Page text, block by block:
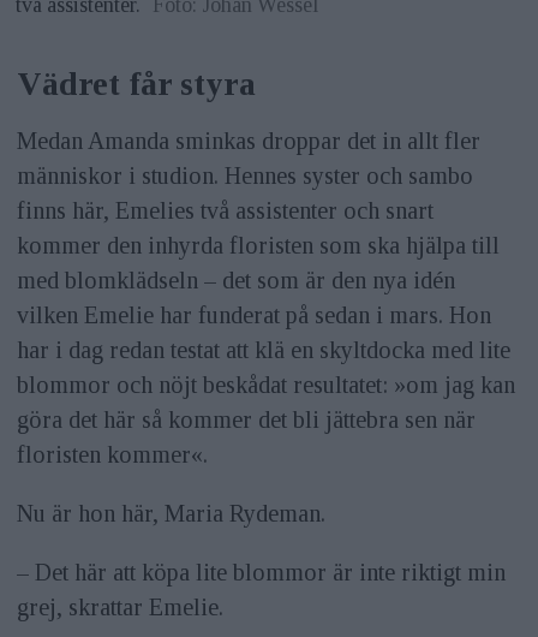
två assistenter. Foto: Johan Wessel
Vädret får styra
Medan Amanda sminkas droppar det in allt fler
människor i studion. Hennes syster och sambo
finns här, Emelies två assistenter och snart
kommer den inhyrda floristen som ska hjälpa till
med blomklädseln – det som är den nya idén
vilken Emelie har funderat på sedan i mars. Hon
har i dag redan testat att klä en skyltdocka med lite
blommor och nöjt beskådat resultatet: »om jag kan
göra det här så kommer det bli jättebra sen när
floristen kommer«.
Nu är hon här, Maria Rydeman.
– Det här att köpa lite blommor är inte riktigt min
grej, skrattar Emelie.